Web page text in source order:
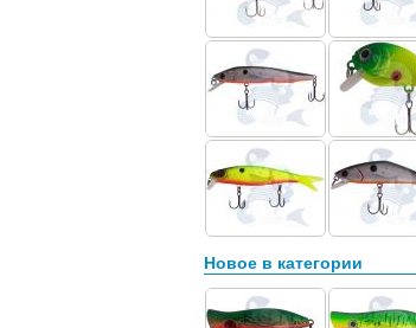
Новое в категории